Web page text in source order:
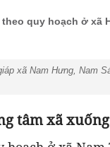
quy hoạch ở xã
xã Nam Hưng, Nam
tâm xã